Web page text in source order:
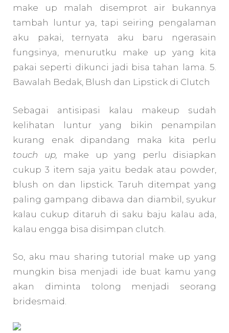
make up malah disemprot air bukannya
tambah luntur ya, tapi seiring pengalaman
aku pakai, ternyata aku baru ngerasain
fungsinya, menurutku make up yang kita
pakai seperti dikunci jadi bisa tahan lama. 5.
Bawalah Bedak, Blush dan Lipstick di Clutch
Sebagai antisipasi kalau makeup sudah
kelihatan luntur yang bikin penampilan
kurang enak dipandang maka kita perlu
touch up, make up yang perlu disiapkan
cukup 3 item saja yaitu bedak atau powder,
blush on dan lipstick. Taruh ditempat yang
paling gampang dibawa dan diambil, syukur
kalau cukup ditaruh di saku baju kalau ada,
kalau engga bisa disimpan clutch.
So, aku mau sharing tutorial make up yang
mungkin bisa menjadi ide buat kamu yang
akan diminta tolong menjadi seorang
bridesmaid.